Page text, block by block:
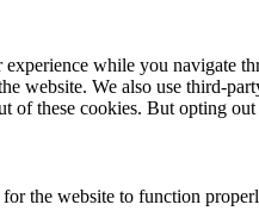
while you navigate
website. We also use third-
of these cookies. But opting
the website to function